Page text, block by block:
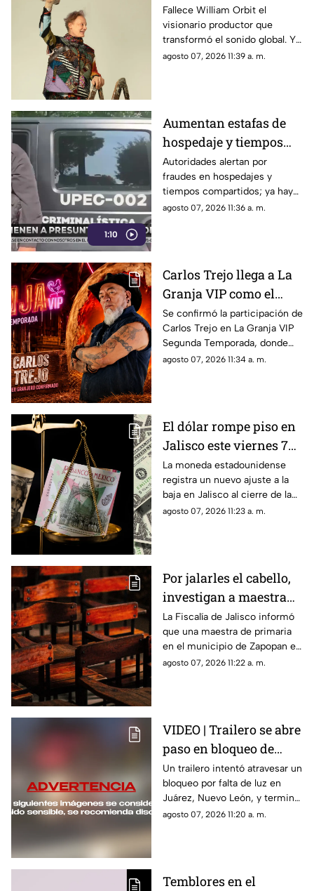
legendario genio
musical que reinventó
a Madonna y Blur
Fallece William Orbit el
visionario productor que
transformó el sonido global. Y
este es un repaso por sus 12
agosto 07, 2026 11:39 a. m.
1:10
Aumentan estafas de
hospedaje y tiempos
compartidos en Jalisco
Autoridades alertan por
fraudes en hospedajes y
tiempos compartidos; ya hay
un detenido y decenas de
agosto 07, 2026 11:36 a. m.
Carlos Trejo llega a La
Granja VIP como el
primer participante
confirmado
Se confirmó la participación de
Carlos Trejo en La Granja VIP
Segunda Temporada, donde
pondrá a prueba sus
agosto 07, 2026 11:34 a. m.
El dólar rompe piso en
Jalisco este viernes 7
de agosto: Así cierra la
divisa en Guadalajara
La moneda estadounidense
registra un nuevo ajuste a la
baja en Jalisco al cierre de la
primera semana de agosto.
agosto 07, 2026 11:23 a. m.
Por jalarles el cabello,
investigan a maestra
de primaria en
Zapopan
La Fiscalía de Jalisco informó
que una maestra de primaria
en el municipio de Zapopan es
investigada por presuntamente
agosto 07, 2026 11:22 a. m.
VIDEO | Trailero se abre
paso en bloqueo de
Juárez y choca contra
varios vehículos
Un trailero intentó atravesar un
bloqueo por falta de luz en
Juárez, Nuevo León, y terminó
impactando varios vehículos
agosto 07, 2026 11:20 a. m.
Temblores en el